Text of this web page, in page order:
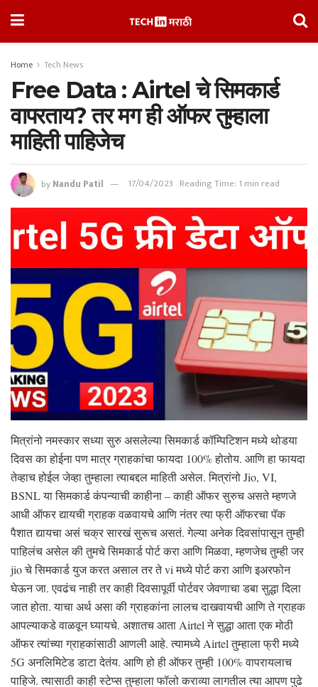
Home Tech News
Free Data : Airtel चे सिमकार्ड
वापरताय? तर मग ही ऑफर तुम्हाला
माहिती पाहिजेच
byNandu Patil 17/04/2023 Reading Time: 1 min read
मित्रांनो नमस्कार सध्या सुरु असलेल्या सिमकार्ड कॉम्पिटिशन मध्ये थोडया
दिवस का होईना पण मात्र ग्राहकांचा फायदा 100% होतोय. आणि हा फायदा
तेव्हाच होईल जेव्हा तुम्हाला त्याबद्दल माहिती असेल. मित्रांनो Jio, VI,
BSNL या सिमकार्ड कंपन्याची काहीना – काही ऑफर सुरुच असते म्हणजे
आधी ऑफर द्यायची ग्राहक वळवायचे आणि नंतर त्या फ्री ऑफरचा पॅक
पैशात द्यायचा असं चक्र सारखं सुरूच असतं. गेल्या अनेक दिवसांपासून तुम्ही
पाहिलंच असेल की तुमचे सिमकार्ड पोर्ट करा आणि मिळवा, म्हणजेच तुम्ही जर
jio चे सिमकार्ड युज करत असाल तर ते vi मध्ये पोर्ट करा आणि इअरफोन
घेऊन जा. एवढंच नाही तर काही दिवसापूर्वी पोर्टवर जेवणाचा डबा सुद्धा दिला
जात होता. याचा अर्थ असा की ग्राहकांना लालच दाखवायची आणि ते ग्राहक
आपल्याकडे वाळवून घ्यायचे. अशातच आता Airtel ने सुद्धा आता एक मोठी
ऑफर त्यांच्या ग्राहकांसाठी आणली आहे. त्यामध्ये Airtel तुम्हाला फ्री मध्ये
5G अनलिमिटेड डाटा देतंय. आणि हो ही ऑफर तुम्ही 100% वापरायलाच
पाहिजे. त्यासाठी काही स्टेप्स तुम्हाला फॉलो कराव्या लागतील त्या आपण पुढे